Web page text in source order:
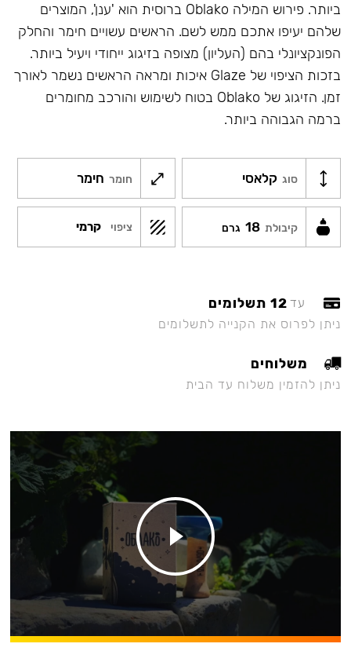
ביותר. פירוש המילה Oblako ברוסית הוא 'ענן', המוצרים
שלהם יעיפו אתכם ממש לשם. הראשים עשויים חימר והחלק
הפונקציונלי בהם (העליון) מצופה בזיגוג ייחודי ויעיל ביותר.
בזכות הציפוי של Glaze איכות ומראה הראשים נשמר לאורך
זמן. הזיגוג של Oblako בטוח לשימוש והורכב מחומרים
ברמה הגבוהה ביותר.
סוג קלאסי חומר חימר
קיבולת 18 גרם ציפוי קרמי
עד 12 תשלומים
ניתן לפרוס את הקנייה לתשלומים
משלוחים
ניתן להזמין משלוח עד הבית